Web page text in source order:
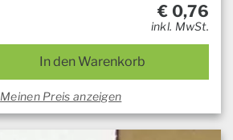
€ 0,76
inkl. MwSt.
In den Warenkorb
Meinen Preis anzeigen